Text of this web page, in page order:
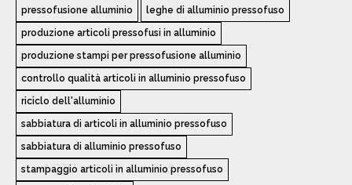
pressofusione alluminio leghe di alluminio pressofuso
produzione articoli pressofusi in alluminio
produzione stampi per pressofusione alluminio
controllo qualità articoli in alluminio pressofuso
riciclo dell'alluminio
sabbiatura di articoli in alluminio pressofuso
sabbiatura di alluminio pressofuso
stampaggio articoli in alluminio pressofuso